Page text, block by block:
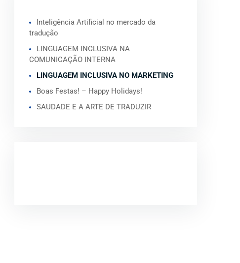
Inteligência Artificial no mercado da
tradução
LINGUAGEM INCLUSIVA NA
COMUNICAÇÃO INTERNA
LINGUAGEM INCLUSIVA NO MARKETING
Boas Festas! – Happy Holidays!
SAUDADE E A ARTE DE TRADUZIR